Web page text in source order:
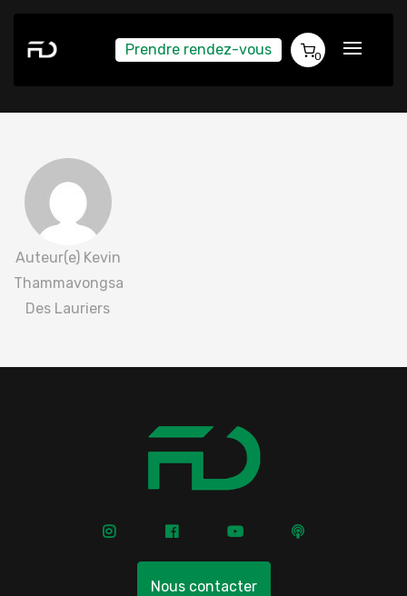
Prendre rendez-vous 0
Joanie Trépanier 2022-07-03
Auteur(e) Kevin
Thammavongsa
Des Lauriers
Nous contacter